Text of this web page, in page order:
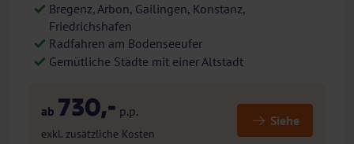
Bregenz, Arbon, Gailingen, Konstanz,
Friedrichshafen
Radfahren am Bodenseeufer
Gemütliche Städte mit einer Altstadt
ab 730,- p.p.
exkl. zusätzliche Kosten
Siehe